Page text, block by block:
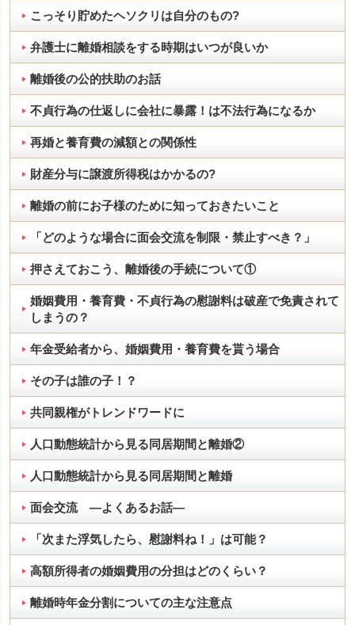
こっそり貯めたヘソクリは自分のもの?
弁護士に離婚相談をする時期はいつが良いか
離婚後の公的扶助のお話
不貞行為の仕返しに会社に暴露！は不法行為になるか
再婚と養育費の減額との関係性
財産分与に譲渡所得税はかかるの?
離婚の前にお子様のために知っておきたいこと
「どのような場合に面会交流を制限・禁止すべき？」
押さえておこう、離婚後の手続について①
婚姻費用・養育費・不貞行為の慰謝料は破産で免責されて
しまうの？
年金受給者から、婚姻費用・養育費を貰う場合
その子は誰の子！？
共同親権がトレンドワードに
人口動態統計から見る同居期間と離婚②
人口動態統計から見る同居期間と離婚
面会交流 ―よくあるお話―
「次また浮気したら、慰謝料ね！」は可能？
高額所得者の婚姻費用の分担はどのくらい？
離婚時年金分割についての主な注意点